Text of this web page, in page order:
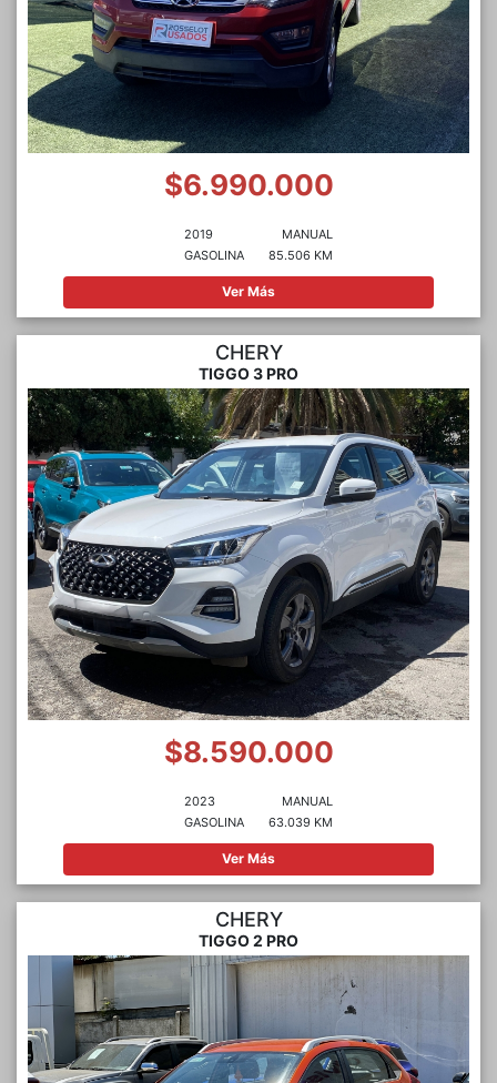
$6.990.000
2019
GASOLINA
MANUAL
85.506 KM
Ver Más
CHERY
TIGGO 3 PRO
$8.590.000
2023
GASOLINA
MANUAL
63.039 KM
Ver Más
CHERY
TIGGO 2 PRO